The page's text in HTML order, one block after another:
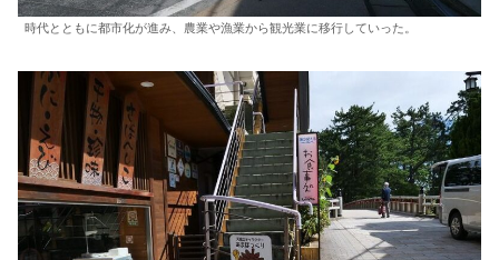
時代とともに都市化が進み、農業や漁業から観光業に移行していった。